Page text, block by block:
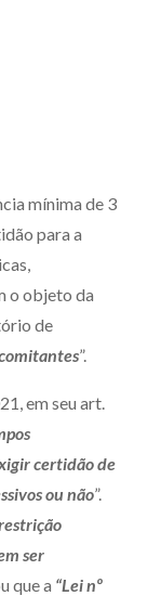
mínima de 3
para a
o objeto da
de
”.
em seu art.
certidão de
ou não”.
ser
que a “Lei nº